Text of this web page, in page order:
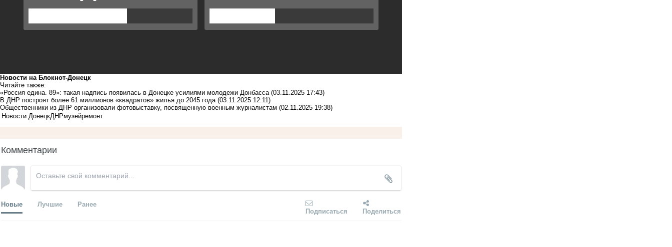
Новости на Блoкнoт-Донецк
Читайте также:
«Россия едина. 89»: такая надпись появилась в Донецке усилиями молодежи Донбасса (03.11.2025 17:43)
В ДНР построят более 61 миллионов «квадратов» жилья до 2045 года (03.11.2025 12:11)
Общественники из ДНР организовали фотовыставку, посвященную военным журналистам (02.11.2025 19:38)
Новости ДонецкДНРмузейремонт
Комментарии
Новые Лучшие Ранее
Подписаться Поделиться